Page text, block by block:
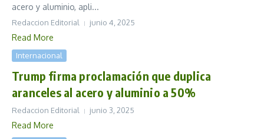
acero y aluminio, apli...
Redaccion Editorial junio 4, 2025
Read More
Internacional
Trump firma proclamación que duplica
aranceles al acero y aluminio a 50%
Redaccion Editorial junio 3, 2025
Read More